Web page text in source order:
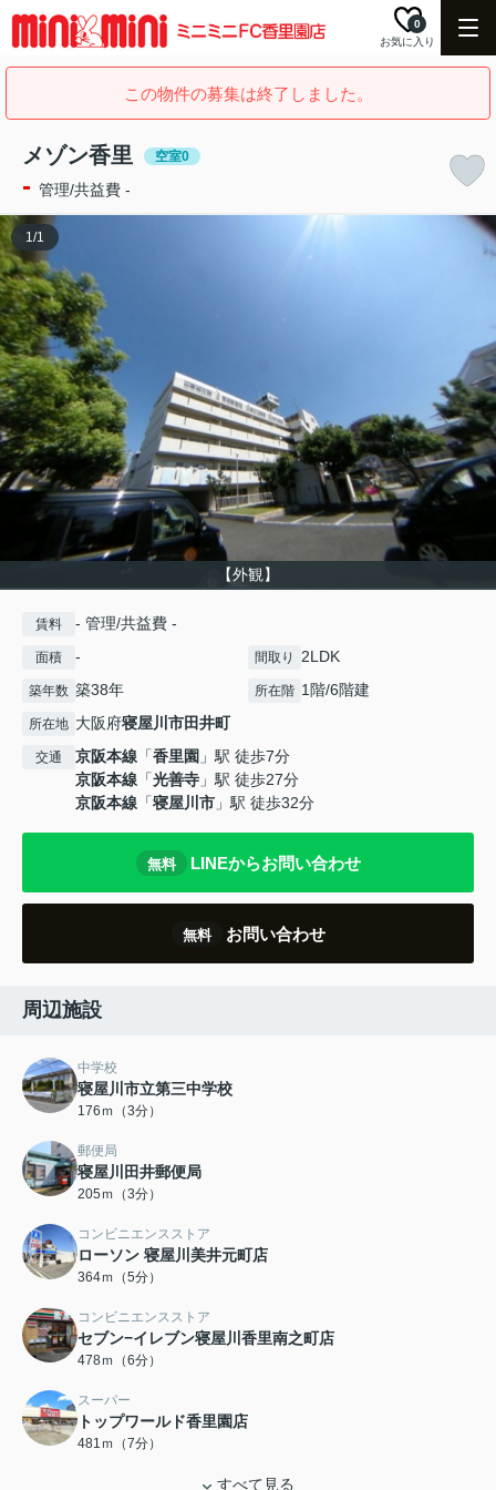
お気に入り
0
この物件の募集は終了しました。
メゾン香里 空室0
- 管理/共益費 -
【外観】
1/1
賃料 - 管理/共益費 -
面積 - 間取り 2LDK
築年数 築38年 所在階 1階/6階建
所在地 大阪府寝屋川市田井町
交通 京阪本線 「香里園 」駅 徒歩7分
京阪本線 「光善寺 」駅 徒歩27分
京阪本線 「寝屋川市 」駅 徒歩32分
無料 LINEからお問い合わせ
無料 お問い合わせ
周辺施設
中学校
寝屋川市立第三中学校
176ｍ（3分）
郵便局
寝屋川田井郵便局
205ｍ（3分）
コンビニエンスストア
ローソン 寝屋川美井元町店
364ｍ（5分）
コンビニエンスストア
セブン−イレブン寝屋川香里南之町店
478ｍ（6分）
スーパー
トップワールド香里園店
481ｍ（7分）
すべて見る